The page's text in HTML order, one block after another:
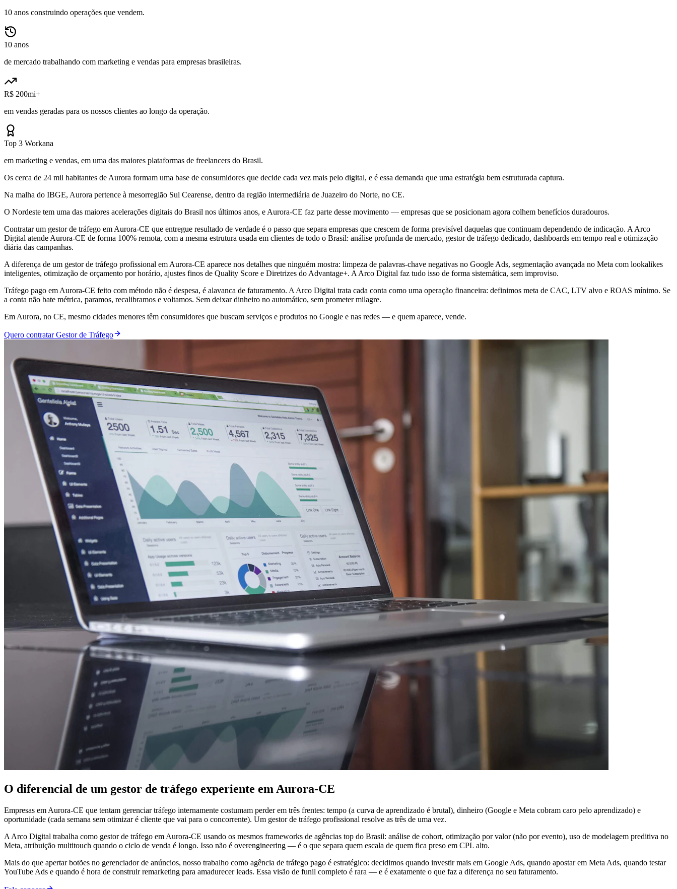
10 anos construindo operações que vendem.
10 anos
de mercado trabalhando com marketing e vendas para empresas brasileiras.
R$ 200mi+
em vendas geradas para os nossos clientes ao longo da operação.
Top 3 Workana
em marketing e vendas, em uma das maiores plataformas de freelancers do Brasil.
Os cerca de 24 mil habitantes de Aurora formam uma base de consumidores que decide cada vez mais pelo digital, e é essa demanda que uma estratégia bem estruturada captura.
Na malha do IBGE, Aurora pertence à mesorregião Sul Cearense, dentro da região intermediária de Juazeiro do Norte, no CE.
O Nordeste tem uma das maiores acelerações digitais do Brasil nos últimos anos, e Aurora-CE faz parte desse movimento — empresas que se posicionam agora colhem benefícios duradouros.
Contratar um gestor de tráfego em Aurora-CE que entregue resultado de verdade é o passo que separa empresas que crescem de forma previsível daquelas que continuam dependendo de indicação. A Arco
Digital atende Aurora-CE de forma 100% remota, com a mesma estrutura usada em clientes de todo o Brasil: análise profunda de mercado, gestor de tráfego dedicado, dashboards em tempo real e otimização
diária das campanhas.
A diferença de um gestor de tráfego profissional em Aurora-CE aparece nos detalhes que ninguém mostra: limpeza de palavras-chave negativas no Google Ads, segmentação avançada no Meta com lookalikes
inteligentes, otimização de orçamento por horário, ajustes finos de Quality Score e Diretrizes do Advantage+. A Arco Digital faz tudo isso de forma sistemática, sem improviso.
Tráfego pago em Aurora-CE feito com método não é despesa, é alavanca de faturamento. A Arco Digital trata cada conta como uma operação financeira: definimos meta de CAC, LTV alvo e ROAS mínimo. Se
a conta não bate métrica, paramos, recalibramos e voltamos. Sem deixar dinheiro no automático, sem prometer milagre.
Em Aurora, no CE, mesmo cidades menores têm consumidores que buscam serviços e produtos no Google e nas redes — e quem aparece, vende.
Quero contratar Gestor de Tráfego
O diferencial de um gestor de tráfego experiente em Aurora-CE
Empresas em Aurora-CE que tentam gerenciar tráfego internamente costumam perder em três frentes: tempo (a curva de aprendizado é brutal), dinheiro (Google e Meta cobram caro pelo aprendizado) e
oportunidade (cada semana sem otimizar é cliente que vai para o concorrente). Um gestor de tráfego profissional resolve as três de uma vez.
A Arco Digital trabalha como gestor de tráfego em Aurora-CE usando os mesmos frameworks de agências top do Brasil: análise de cohort, otimização por valor (não por evento), uso de modelagem preditiva no
Meta, atribuição multitouch quando o ciclo de venda é longo. Isso não é overengineering — é o que separa quem escala de quem fica preso em CPL alto.
Mais do que apertar botões no gerenciador de anúncios, nosso trabalho como agência de tráfego pago é estratégico: decidimos quando investir mais em Google Ads, quando apostar em Meta Ads, quando testar
YouTube Ads e quando é hora de construir remarketing para amadurecer leads. Essa visão de funil completo é rara — e é exatamente o que faz a diferença no seu faturamento.